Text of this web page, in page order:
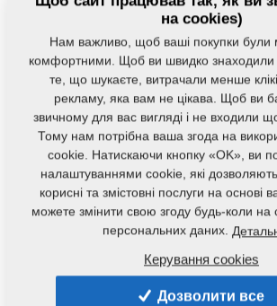
Код продукту: 3003832
наступного обладнання:
KOMPAKTOMAT
на cookies)
Нам важливо, щоб ваші покупки були
комфортними. Щоб ви швидко знаходили
те, що шукаєте, витрачали менше
рекламу, яка вам не цікава. Щоб ви
звичному для вас вигляді і не входили
Тому нам потрібна ваша згода на
cookie. Натискаючи кнопку «OK», ви
налаштуваннями cookie, які
корисні та змістовні послуги на основі
можете змінити свою згоду будь-коли на
персональних даних.
Керування cookies
Дозволити все